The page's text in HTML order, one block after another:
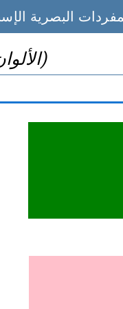
البصرية
(الألوان)